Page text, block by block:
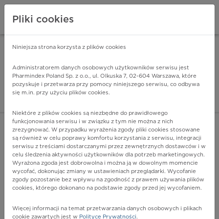
Pharmindex - lider
ZALOGUJ SIĘ
N90.9 - Niezapalne zaburzenie sromu i krocza, nieokreślone
Więcej na lekiicd10.pl
Pliki cookies
Niniejsza strona korzysta z plików cookies
Administratorem danych osobowych użytkowników serwisu jest
Pharmindex Poland Sp. z o.o., ul. Olkuska 7, 02-604 Warszawa, które
pozyskuje i przetwarza przy pomocy niniejszego serwisu, co odbywa
się m.in. przy użyciu plików cookies.
Niektóre z plików cookies są niezbędne do prawidłowego
funkcjonowania serwisu i w związku z tym nie można z nich
zrezygnować. W przypadku wyrażenia zgody pliki cookies stosowane
są również w celu poprawy komfortu korzystania z serwisu, integracji
serwisu z treściami dostarczanymi przez zewnętrznych dostawców i w
celu śledzenia aktywności użytkowników dla potrzeb marketingowych.
Wyrażona zgoda jest dobrowolna i można ją w dowolnym momencie
wycofać, dokonując zmiany w ustawieniach przeglądarki. Wycofanie
zgody pozostanie bez wpływu na zgodność z prawem używania plików
cookies, którego dokonano na podstawie zgody przed jej wycofaniem.
Więcej informacji na temat przetwarzania danych osobowych i plikach
cookie zawartych jest w Polityce Prywatności.
ZA DARMO - w Google Play INSTALUJ